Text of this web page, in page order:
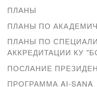
ПЛАНЫ
ПЛАНЫ ПО
ПЛАНЫ ПО
АККРЕДИТАЦИИ КУ
ПОСЛАНИЕ
ПРОГРАММА AI-SANA